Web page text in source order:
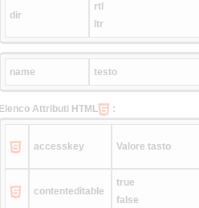
dir
rtl
ltr
name testo
Elenco Attributi HTML :
accesskey Valore tasto
contenteditable
true
false